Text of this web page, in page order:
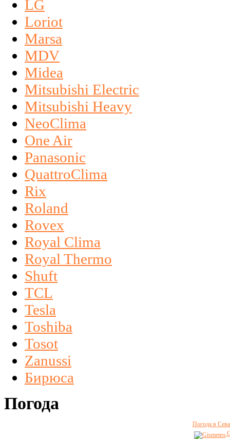
LG
Loriot
Marsa
MDV
Midea
Mitsubishi Electric
Mitsubishi Heavy
NeoClima
One Air
Panasonic
QuattroClima
Rix
Roland
Rovex
Royal Clima
Royal Thermo
Shuft
TCL
Tesla
Toshiba
Tosot
Zanussi
Бирюса
Погода
Погода в